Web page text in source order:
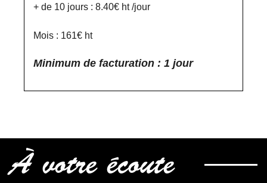
+ de 10 jours : 8.40€ ht /jour
Mois : 161€ ht
Minimum de facturation : 1 jour
À votre écoute